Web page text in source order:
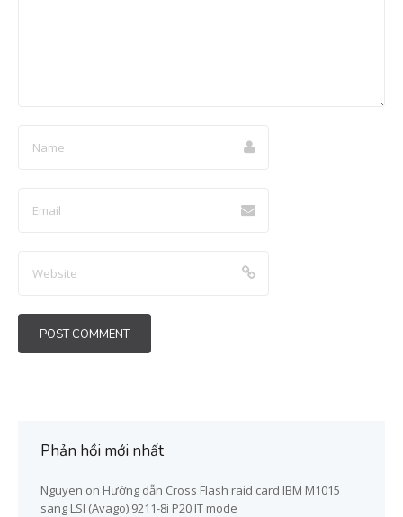
Phản hồi mới nhất
Nguyen on Hướng dẫn Cross Flash raid card IBM M1015
sang LSI (Avago) 9211-8i P20 IT mode